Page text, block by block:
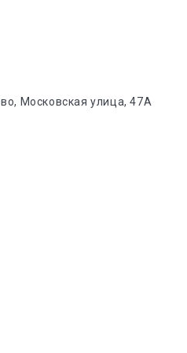
Московская улица, 47А